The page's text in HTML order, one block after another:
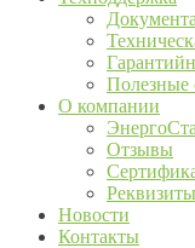
Полезные
О компании
Отзывы
Реквизиты
Новости
Контакты